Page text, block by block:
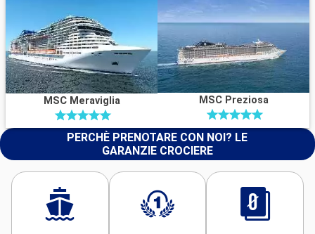
MSC Meraviglia MSC Preziosa
PERCHÈ PRENOTARE CON NOI? LE
GARANZIE CROCIERE